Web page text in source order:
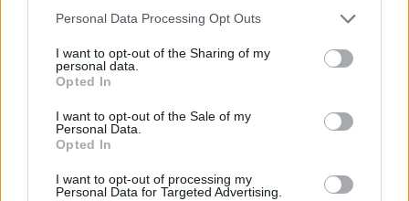
Personal Data Processing Opt Outs
I want to opt-out of the Sharing of my
personal data.
Opted In
I want to opt-out of the Sale of my
Personal Data.
Opted In
I want to opt-out of processing my
Personal Data for Targeted Advertising.
Krögare totalsågar stoppet för
alkohol
Av Ronny Karlsson
Publicerat2020-11-11
NYHET